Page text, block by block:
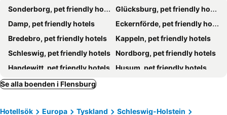
Hotel Seeblick am Sankelmarker See - Natur und Erholung
Strandhotel Glücksburg
Alter Meierhof
Hotel Wassersleben
Ellada Restaurant & Hotel
Schröders Gästehaus
Appartmentanlage/Ferienhaus Handewitt
Hotel Nordkreuz
Utspann Hotel & Restaurant
Hotel Restaurant Ostsee-Anker
Station L
Sonderborg, pet friendly hotels
Glücksburg, pet friendly hotels
Damp, pet friendly hotels
Eckernförde, pet friendly hotels
Bredebro, pet friendly hotels
Kappeln, pet friendly hotels
Schleswig, pet friendly hotels Nordborg, pet friendly hotels
Handewitt, pet friendly hotels
Husum, pet friendly hotels
Dagebüll, pet friendly hotels
Tønder, pet friendly hotels
Nordstrand, pet friendly hotels
Se alla boenden i Flensburg
Hotellsök Europa Tyskland
Schleswig-Holstein